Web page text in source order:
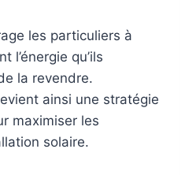
les particuliers à
l’énergie qu’ils
la revendre.
ainsi une stratégie
maximiser les
solaire.